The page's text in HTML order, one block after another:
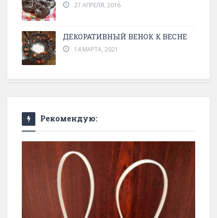
27 АПРЕЛЯ, 2016
ДЕКОРАТИВНЫЙ ВЕНОК К ВЕСНЕ
14 МАРТА, 2021
Рекомендую: